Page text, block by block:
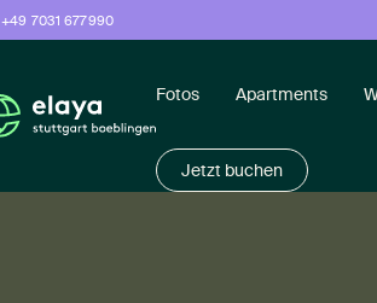
+49 7031 677990
Fotos Apartments
Jetzt buchen